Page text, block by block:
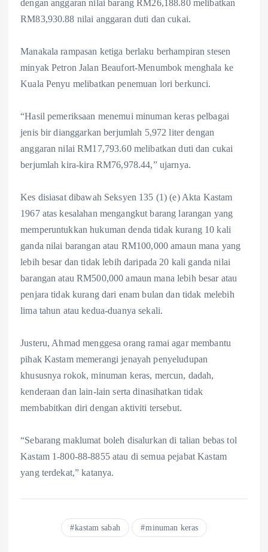
dengan anggaran nilai barang RM26,188.80 melibatkan
RM83,930.88 nilai anggaran duti dan cukai.
Manakala rampasan ketiga berlaku berhampiran stesen
minyak Petron Jalan Beaufort-Menumbok menghala ke
Kuala Penyu melibatkan penemuan lori berkunci.
“Hasil pemeriksaan menemui minuman keras pelbagai
jenis bir dianggarkan berjumlah 5,972 liter dengan
anggaran nilai RM17,793.60 melibatkan duti dan cukai
berjumlah kira-kira RM76,978.44,” ujarnya.
Kes disiasat dibawah Seksyen 135 (1) (e) Akta Kastam
1967 atas kesalahan mengangkut barang larangan yang
memperuntukkan hukuman denda tidak kurang 10 kali
ganda nilai barangan atau RM100,000 amaun mana yang
lebih besar dan tidak lebih daripada 20 kali ganda nilai
barangan atau RM500,000 amaun mana lebih besar atau
penjara tidak kurang dari enam bulan dan tidak melebih
lima tahun atau kedua-duanya sekali.
Justeru, Ahmad menggesa orang ramai agar membantu
pihak Kastam memerangi jenayah penyeludupan
khususnya rokok, minuman keras, mercun, dadah,
kenderaan dan lain-lain serta dinasihatkan tidak
membabitkan diri dengan aktiviti tersebut.
“Sebarang maklumat boleh disalurkan di talian bebas tol
Kastam 1-800-88-8855 atau di semua pejabat Kastam
yang terdekat,” katanya.
kastam sabah minuman keras